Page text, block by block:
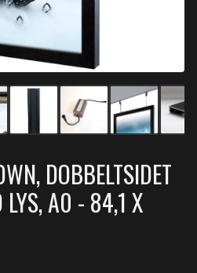
DOBBELTSIDET
LYS, A0 - 84,1 X